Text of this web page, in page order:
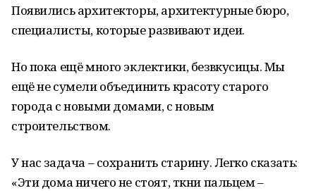
Появились архитекторы, архитектурные бюро,
специалисты, которые развивают идеи.
Но пока ещё много эклектики, безвкусицы. Мы
ещё не сумели объединить красоту старого
города с новыми домами, с новым
строительством.
У нас задача – сохранить старину. Легко сказать:
«Эти дома ничего не стоят, ткни пальцем –